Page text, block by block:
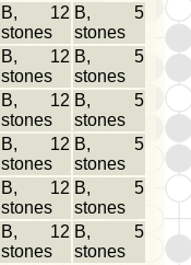
B, 12
stones
B, 5
stones
B, 12
stones
B, 5
stones
B, 12
stones
B, 5
stones
B, 12
stones
B, 5
stones
B, 12
stones
B, 5
stones
B, 12
stones
B, 5
stones